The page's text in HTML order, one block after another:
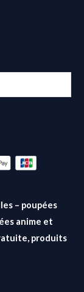
– poupées
anime et
produits